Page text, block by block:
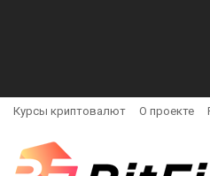
Курсы криптовалют О проекте